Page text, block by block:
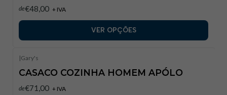
de€48,00 + IVA
VER OPÇÕES
|Gary's
CASACO COZINHA HOMEM APÓLO
de€71,00 + IVA